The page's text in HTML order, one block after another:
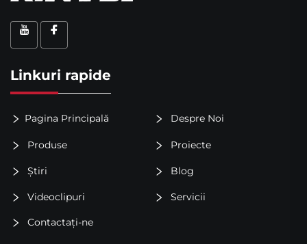
Linkuri rapide
Pagina Principală Despre Noi
Produse Proiecte
Știri Blog
Videoclipuri Servicii
Contactați-ne